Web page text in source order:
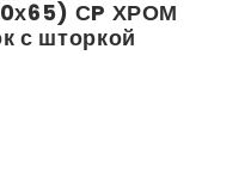
СP ХРОМ
с шторкой